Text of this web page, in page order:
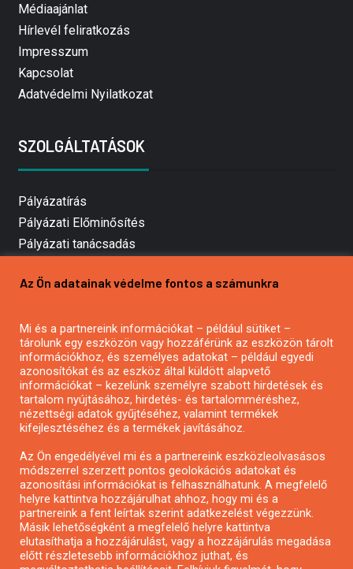
Médiaajánlat
Hírlevél feliratkozás
Impresszum
Kapcsolat
Adatvédelmi Nyilatkozat
SZOLGÁLTATÁSOK
Pályázatírás
Pályázati Előminősítés
Pályázati tanácsadás
Mezőgazdasági pályázatírás
Pályázatírás civil szervezeteknek
Pályázatírás önkormányzatoknak
Pályázatfigyelés
Specifikus pályázatfigyelés vagy hírlevél
Pályázatok magánszemélyeknek
Pályázatok civil szervezeteknek
Pályázatok vállalkozásoknak
Önkormányzati pályázatok
Az Ön adatainak védelme fontos a számunkra
Mi és a partnereink információkat – például sütiket –
tárolunk egy eszközön vagy hozzáférünk az eszközön tárolt
információkhoz, és személyes adatokat – például egyedi
azonosítókat és az eszköz által küldött alapvető
információkat – kezelünk személyre szabott hirdetések és
tartalom nyújtásához, hirdetés- és tartalomméréshez,
nézettségi adatok gyűjtéséhez, valamint termékek
kifejlesztéséhez és a termékek javításához.
Az Ön engedélyével mi és a partnereink eszközleolvasásos
módszerrel szerzett pontos geolokációs adatokat és
azonosítási információkat is felhasználhatunk. A megfelelő
helyre kattintva hozzájárulhat ahhoz, hogy mi és a
partnereink a fent leírtak szerint adatkezelést végezzünk.
Másik lehetőségként a megfelelő helyre kattintva
elutasíthatja a hozzájárulást, vagy a hozzájárulás megadása
előtt részletesebb információkhoz juthat, és